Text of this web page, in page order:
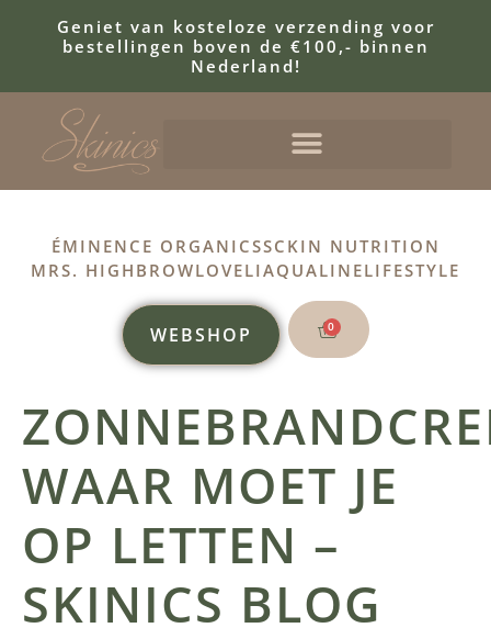
Geniet van kosteloze verzending voor
bestellingen boven de €100,- binnen
Nederland!
ÉMINENCE ORGANICSSCKIN NUTRITION
MRS. HIGHBROWLOVELIAQUALINELIFESTYLE
WEBSHOP 0
WAAR MOET JE
OP LETTEN –
SKINICS BLOG